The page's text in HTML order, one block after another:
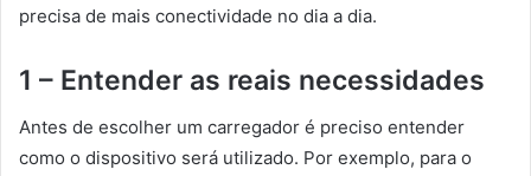
precisa de mais conectividade no dia a dia.
1 – Entender as reais necessidades
Antes de escolher um carregador é preciso entender
como o dispositivo será utilizado. Por exemplo, para o